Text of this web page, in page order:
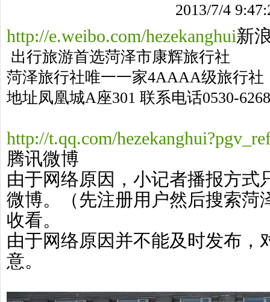
2013/7/4
http://e.weibo.com/hezekanghui新
出行旅游首选菏泽市康辉旅行社
菏泽旅行社唯一一家4AAAA级旅行社
地址凤凰城A座301 联系电话0530-
http://t.qq.com/
腾讯微博
由于网络原因，小记者播报方式
微博。（先注册用户然后搜索菏
收看。
由于网络原因并不能及时发布，
意。